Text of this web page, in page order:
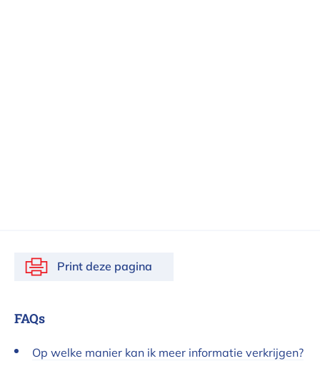
Print deze pagina
FAQs
Op welke manier kan ik meer informatie verkrijgen?